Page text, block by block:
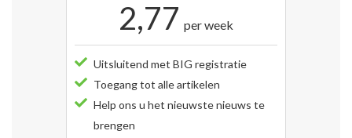
2,77 per week
Uitsluitend met BIG registratie
Toegang tot alle artikelen
Help ons u het nieuwste nieuws te
brengen